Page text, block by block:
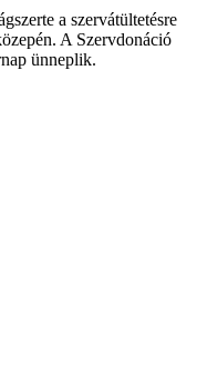
a szervátültetésre
A Szervdonáció
ünneplik.